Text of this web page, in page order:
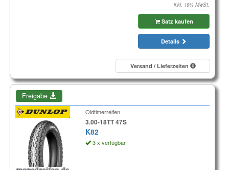
inkl. 19% MwSt.
Satz kaufen
Details
Versand / Lieferzeiten
Freigabe
Oldtimerreifen
3.00-18TT 47S
K82
3 x verfügbar